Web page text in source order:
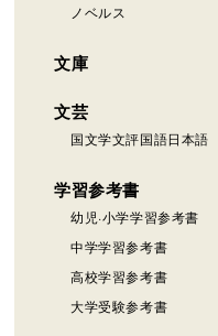
ノベルス
文庫
文芸
国文学文評国語日本語
学習参考書
幼児·小学学習参考書
中学学習参考書
高校学習参考書
大学受験参考書